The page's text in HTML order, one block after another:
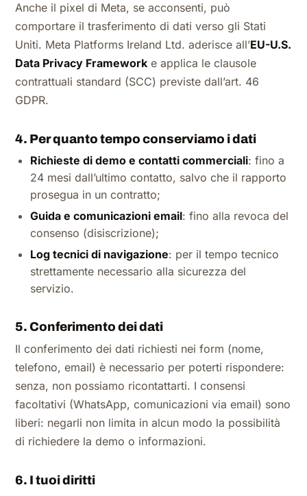
Anche il pixel di Meta, se acconsenti, può
comportare il trasferimento di dati verso gli Stati
Uniti. Meta Platforms Ireland Ltd. aderisce all’EU-U.S.
Data Privacy Framework e applica le clausole
contrattuali standard (SCC) previste dall’art. 46
GDPR.
4. Per quanto tempo conserviamo i dati
Richieste di demo e contatti commerciali: fino a
24 mesi dall’ultimo contatto, salvo che il rapporto
prosegua in un contratto;
Guida e comunicazioni email: fino alla revoca del
consenso (disiscrizione);
Log tecnici di navigazione: per il tempo tecnico
strettamente necessario alla sicurezza del
servizio.
5. Conferimento dei dati
Il conferimento dei dati richiesti nei form (nome,
telefono, email) è necessario per poterti rispondere:
senza, non possiamo ricontattarti. I consensi
facoltativi (WhatsApp, comunicazioni via email) sono
liberi: negarli non limita in alcun modo la possibilità
di richiedere la demo o informazioni.
6. I tuoi diritti